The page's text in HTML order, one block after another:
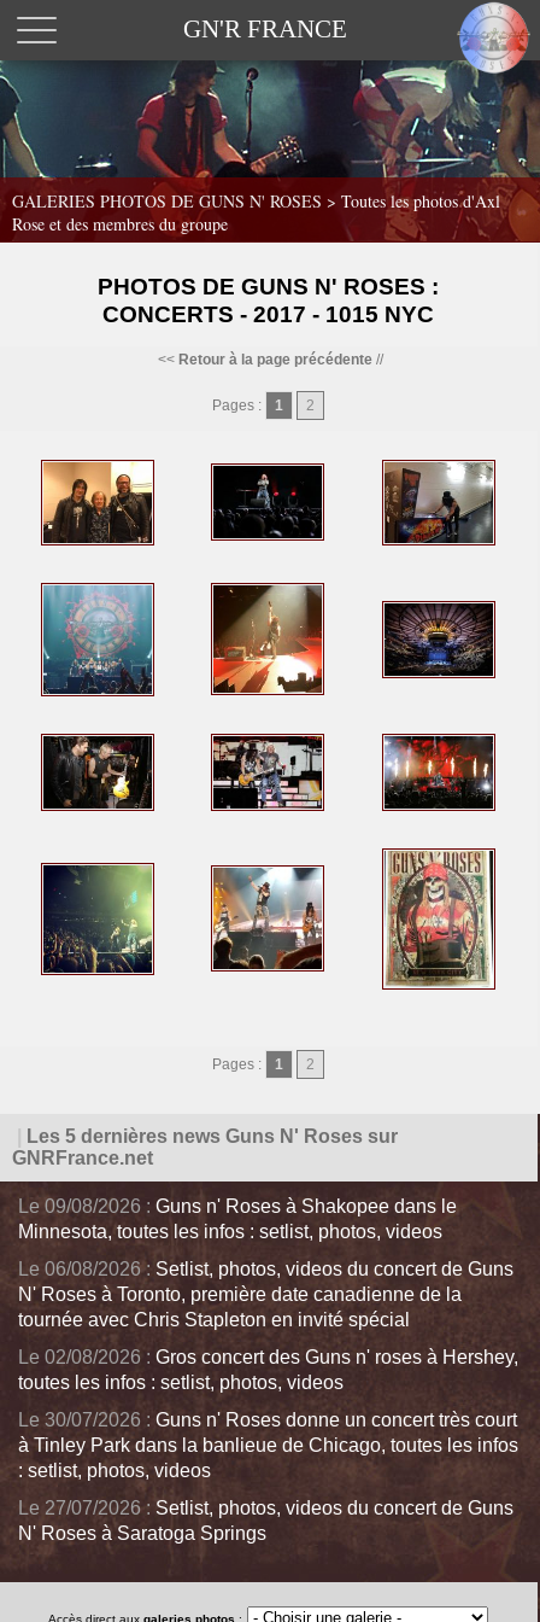
GN'R FRANCE
GALERIES PHOTOS DE GUNS N' ROSES > Toutes les photos d'Axl
Rose et des membres du groupe
PHOTOS DE GUNS N' ROSES :
CONCERTS - 2017 - 1015 NYC
<< Retour à la page précédente//
Pages : 1 2
Pages : 1 2
Les 5 dernières news Guns N' Roses sur
GNRFrance.net
Le 09/08/2026 : Guns n' Roses à Shakopee dans le
Minnesota, toutes les infos : setlist, photos, videos
Le 06/08/2026 : Setlist, photos, videos du concert de Guns
N' Roses à Toronto, première date canadienne de la
tournée avec Chris Stapleton en invité spécial
Le 02/08/2026 : Gros concert des Guns n' roses à Hershey,
toutes les infos : setlist, photos, videos
Le 30/07/2026 : Guns n' Roses donne un concert très court
à Tinley Park dans la banlieue de Chicago, toutes les infos
: setlist, photos, videos
Le 27/07/2026 : Setlist, photos, videos du concert de Guns
N' Roses à Saratoga Springs
Accès direct auxgaleries photos :